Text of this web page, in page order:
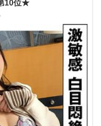
10位★